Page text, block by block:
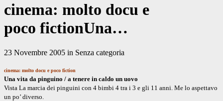
cinema: molto docu e
poco fictionUna…
23 Novembre 2005 in Senza categoria
cinema: molto docu e poco fiction
Una vita da pinguino / a tenere in caldo un uovo
Vista La marcia dei pinguini con 4 bimbi 4 tra i 3 e gli 11 anni. Me lo aspettavo
un po’ diverso.